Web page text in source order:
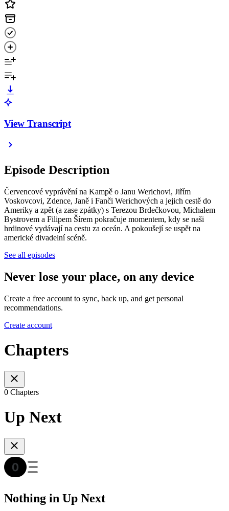
View Transcript
Episode Description
Červencové vyprávění na Kampě o Janu Werichovi, Jiřím
Voskovcovi, Zdence, Janě i Fanči Werichových a jejich cestě do
Ameriky a zpět (a zase zpátky) s Terezou Brdečkovou, Michalem
Bystrovem a Filipem Šírem pokračuje momentem, kdy se naši
hrdinové vydávají na cestu za oceán. A pokoušejí se uspět na
americké divadelní scéně.
See all episodes
Never lose your place, on any device
Create a free account to sync, back up, and get personal
recommendations.
Create account
Chapters
0 Chapters
Up Next
Nothing in Up Next